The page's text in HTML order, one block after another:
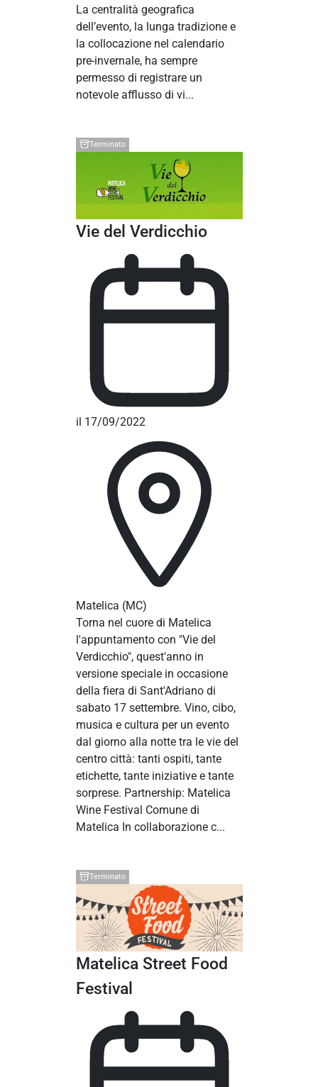
La centralità geografica
dell’evento, la lunga tradizione e
la collocazione nel calendario
pre-invernale, ha sempre
permesso di registrare un
notevole afflusso di vi...
Terminato
Vie del Verdicchio
il 17/09/2022
Matelica (MC)
Torna nel cuore di Matelica
l'appuntamento con "Vie del
Verdicchio", quest'anno in
versione speciale in occasione
della fiera di Sant'Adriano di
sabato 17 settembre. Vino, cibo,
musica e cultura per un evento
dal giorno alla notte tra le vie del
centro città: tanti ospiti, tante
etichette, tante iniziative e tante
sorprese. Partnership: Matelica
Wine Festival Comune di
Matelica In collaborazione c...
Terminato
Matelica Street Food
Festival